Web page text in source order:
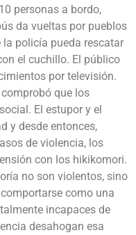
personas a bordo,
da vueltas por pueblos
policía pueda rescatar
el cuchillo. El público
por televisión.
que los
El estupor y el
y desde entonces,
de violencia, los
con los hikikomori.
no son violentos, sino
como una
incapaces de
desahogan esa